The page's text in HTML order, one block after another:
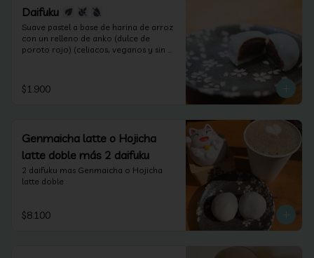
Daifuku
Suave pastel a base de harina de arroz
con un relleno de anko (dulce de
poroto rojo) (celiacos, veganos y sin
$1.900
Genmaicha latte o Hojicha
latte doble más 2 daifuku
2 daifuku mas Genmaicha o Hojicha
latte doble
$8.100